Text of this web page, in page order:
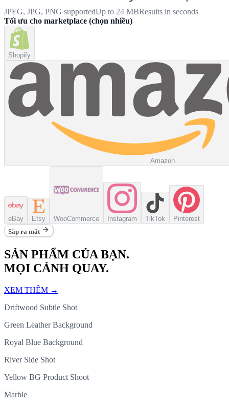
JPEG, JPG, PNG supportedUp to 24 MBResults in seconds
Tối ưu cho marketplace (chọn nhiều)
Shopify
Amazon
eBay Etsy WooCommerce Instagram TikTok
Pinterest
Sắp ra mắt
SẢN PHẨM CỦA BẠN.
MỌI CẢNH QUAY.
XEM THÊM →
Driftwood Subtle Shot
Green Leather Background
Royal Blue Background
River Side Shot
Yellow BG Product Shoot
Marble